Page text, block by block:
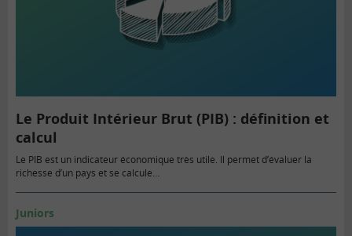
Le Produit Intérieur Brut (PIB) : définition et
calcul
Le PIB est un indicateur économique très utile. Il permet d’évaluer la
richesse d’un pays et se calcule…
Juniors